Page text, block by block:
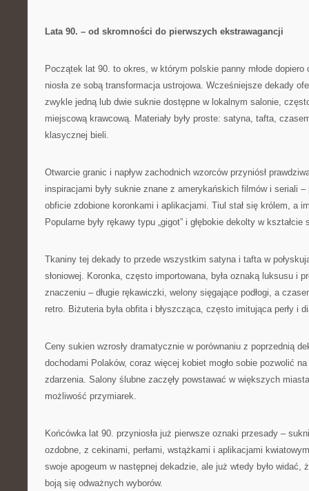
Lata 90. – od skromności do pierwszych ekstrawagancji
Początek lat 90. to okres, w którym polskie panny młode dopiero
niosła ze sobą transformacja ustrojowa. Wcześniejsze dekady
zwykle jedną lub dwie suknie dostępne w lokalnym salonie,
miejscową krawcową. Materiały były proste: satyna, tafta,
klasycznej bieli.
Otwarcie granic i napływ zachodnich wzorców przyniósł
inspiracjami były suknie znane z amerykańskich filmów i seriali –
obficie zdobione koronkami i aplikacjami. Tiul stał się królem, a
Popularne były rękawy typu „gigot” i głębokie dekolty w kształcie
Tkaniny tej dekady to przede wszystkim satyna i tafta w
słoniowej. Koronka, często importowana, była oznaką luksusu i
znaczeniu – długie rękawiczki, welony sięgające podłogi, a
retro. Biżuteria była obfita i błyszcząca, często imitująca perły i
Ceny sukien wzrosły dramatycznie w porównaniu z poprzednią
dochodami Polaków, coraz więcej kobiet mogło sobie pozwolić
zdarzenia. Salony ślubne zaczęły powstawać w większych
możliwość przymiarek.
Końcówka lat 90. przyniosła już pierwsze oznaki przesady –
ozdobne, z cekinami, perłami, wstążkami i aplikacjami
swoje apogeum w następnej dekadzie, ale już wtedy było widać,
boją się odważnych wyborów.